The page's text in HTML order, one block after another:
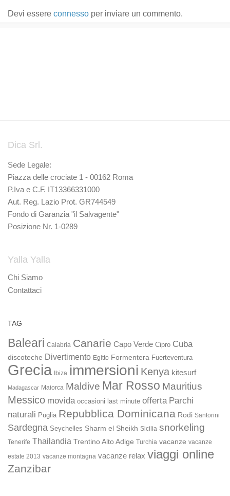
Devi essere connesso per inviare un commento.
Dica Srl.
Sede Legale:
Piazza delle crociate 1 - 00162 Roma
P.Iva e C.F. IT13366331000
Aut. Reg. Lazio Prot. GR744549
Fondo di Garanzia "il Salvagente"
Posizione Nr. 1-0289
Yalla Yalla
Chi Siamo
Contattaci
TAG
Baleari Calabria Canarie Capo Verde Cipro Cuba
discoteche Divertimento Egitto Formentera Fuerteventura
Grecia Ibiza immersioni Kenya kitesurf
Madagascar Maiorca Maldive Mar Rosso Mauritius
Messico movida occasioni last minute offerta Parchi
naturali Puglia Repubblica Dominicana Rodi Santorini
Sardegna Seychelles Sharm el Sheikh Sicilia snorkeling
Tenerife Thailandia Trentino Alto Adige Turchia vacanze vacanze
estate 2013 vacanze montagna vacanze relax viaggi online
Zanzibar